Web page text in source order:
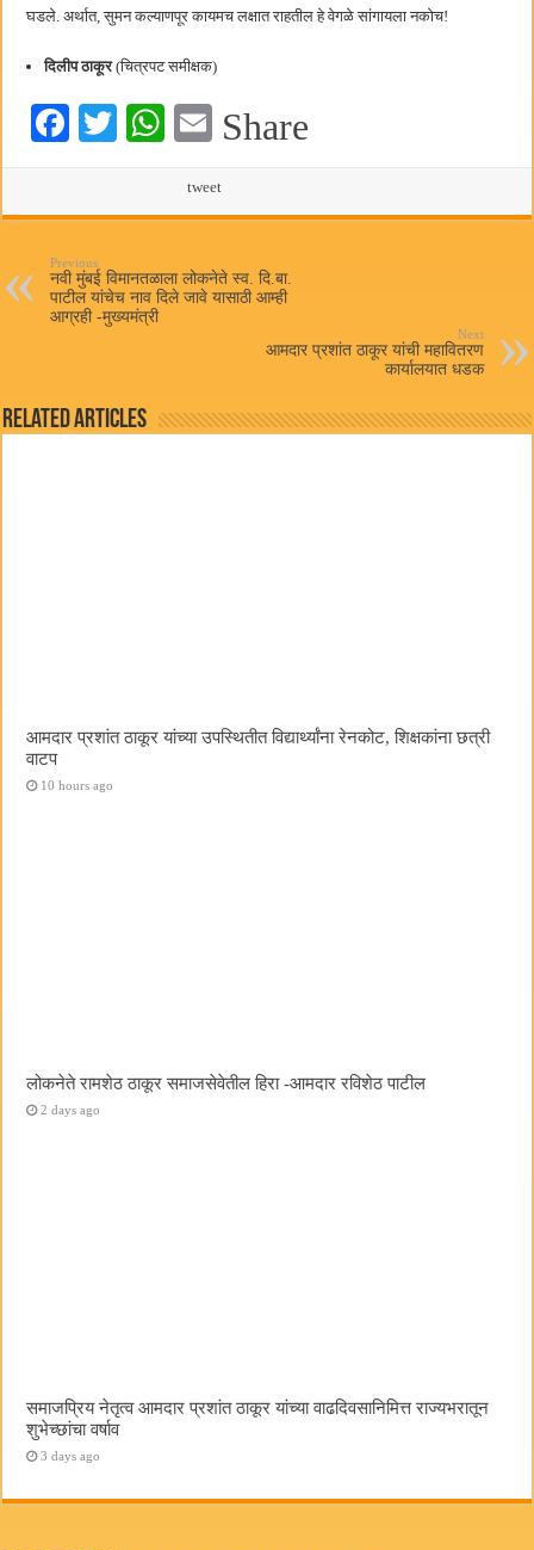
घडले. अर्थात, सुमन कल्याणपूर कायमच लक्षात राहतील हे वेगळे सांगायला नकोच!
दिलीप ठाकूर(चित्रपट समीक्षक)
Fa T
W
ts
pp
E
ail
Share
tweet
Previous
नवी मुंबई विमानतळाला लोकनेते स्व. दि.बा.
पाटील यांचेच नाव दिले जावे यासाठी आम्ही
आग्रही -मुख्यमंत्री
Next
आमदार प्रशांत ठाकूर यांची महावितरण
कार्यालयात धडक
Related Articles
आमदार प्रशांत ठाकूर यांच्या उपस्थितीत विद्यार्थ्यांना रेनकोट, शिक्षकांना छत्री
वाटप
10 hours ago
लोकनेते रामशेठ ठाकूर समाजसेवेतील हिरा -आमदार रविशेठ पाटील
2 days ago
समाजप्रिय नेतृत्व आमदार प्रशांत ठाकूर यांच्या वाढदिवसानिमित्त राज्यभरातून
शुभेच्छांचा वर्षाव
3 days ago